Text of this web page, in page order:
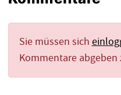
Sie müssen sich
Kommentare abgeben